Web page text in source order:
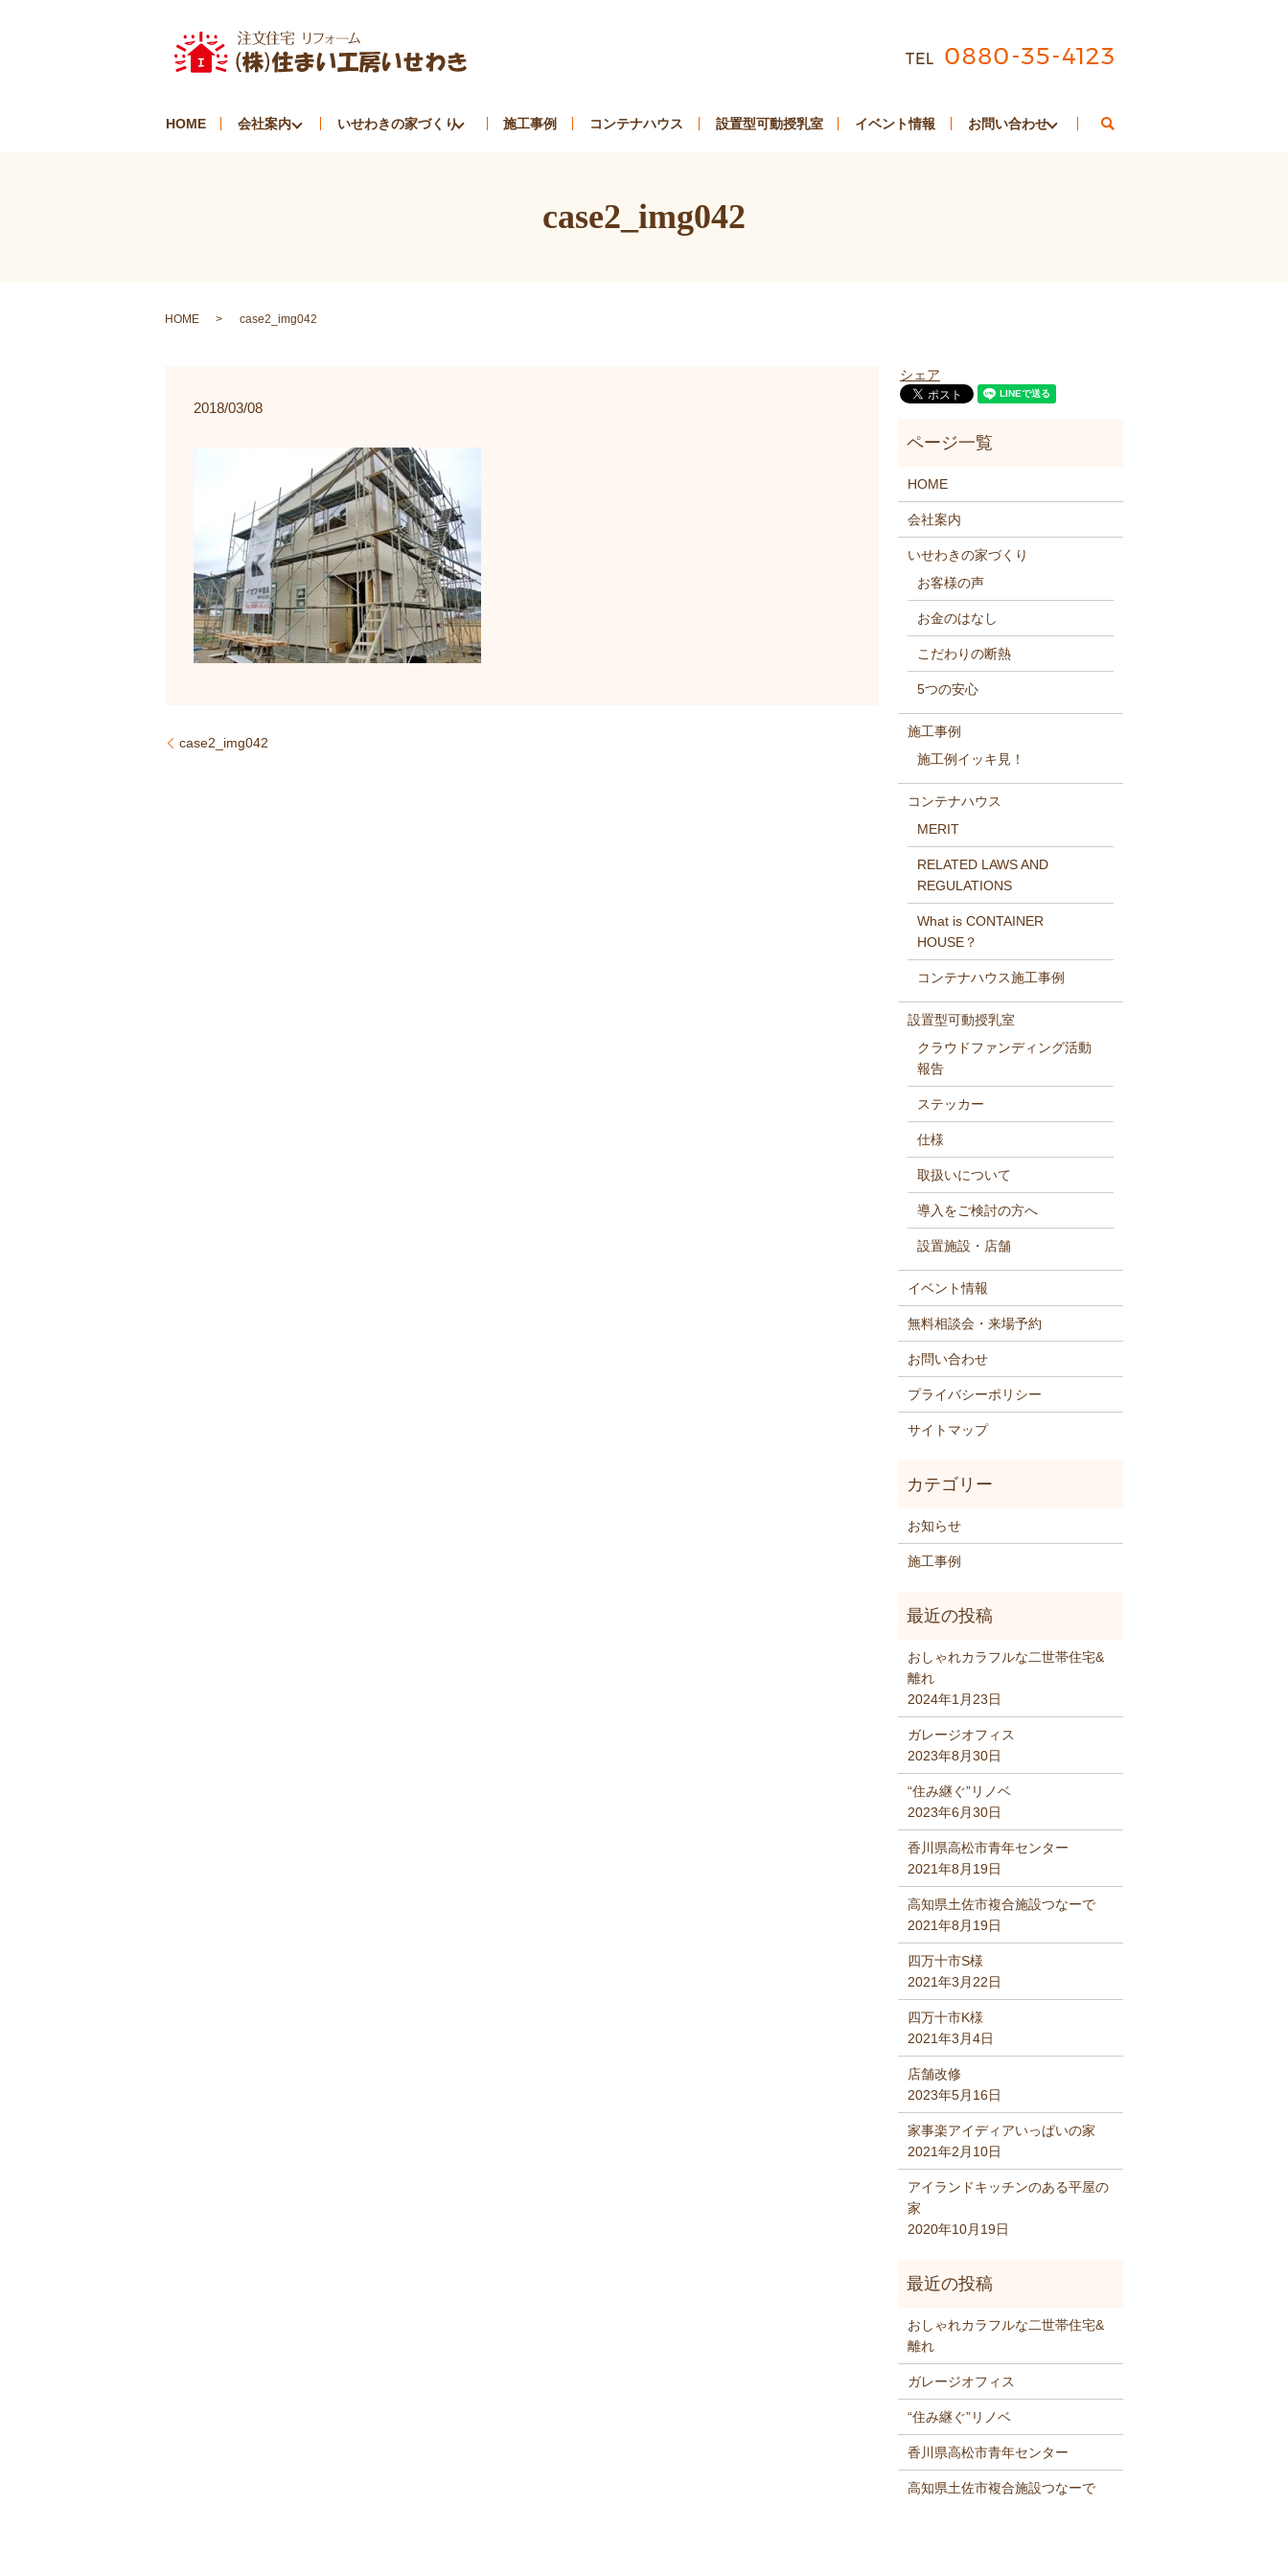
HOME 会社案内 いせわきの家づくり 施工事例 コンテナハウス 設置型可動授乳室 イベント情報 お問い合わせ
case2_img042
HOME case2_img042
2018/03/08
case2_img042
シェア
HOME
会社案内
いせわきの家づくり
お客様の声
お金のはなし
こだわりの断熱
5つの安心
施工事例
施工例イッキ見！
コンテナハウス
MERIT
RELATED LAWS AND
REGULATIONS
What is CONTAINER
HOUSE？
コンテナハウス施工事例
設置型可動授乳室
クラウドファンディング活動
報告
ステッカー
仕様
取扱いについて
導入をご検討の方へ
設置施設・店舗
イベント情報
無料相談会・来場予約
お問い合わせ
プライバシーポリシー
サイトマップ
お知らせ
施工事例
おしゃれカラフルな二世帯住宅&
離れ
2024年1月23日
ガレージオフィス
2023年8月30日
“住み継ぐ”リノベ
2023年6月30日
香川県高松市青年センター
2021年8月19日
高知県土佐市複合施設つなーで
2021年8月19日
四万十市S様
2021年3月22日
四万十市K様
2021年3月4日
店舗改修
2023年5月16日
家事楽アイディアいっぱいの家
2021年2月10日
アイランドキッチンのある平屋の
家
2020年10月19日
おしゃれカラフルな二世帯住宅&
離れ
ガレージオフィス
“住み継ぐ”リノベ
香川県高松市青年センター
高知県土佐市複合施設つなーで